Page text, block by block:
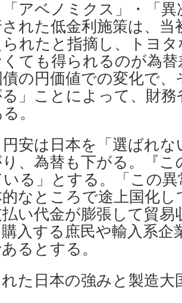
アベノミクス」・「異
された低金利施策は、
れたと指摘し、トヨ
ても得られるのが為
債の円価値での変化で
」ことによって、財
。
円安は日本を「選ばれ
、為替も下がる。『
る」とする。「この
なところで途上国化
い代金が膨張して貿易
入する庶民や輸入系企
るとする。
た日本の強みと製造大